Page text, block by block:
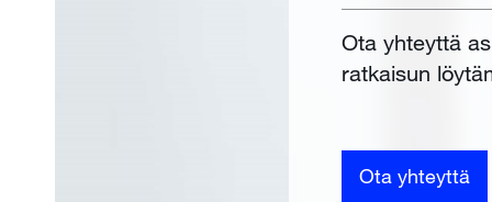
Ota yhteyttä
ratkaisun
Ota yhteyttä